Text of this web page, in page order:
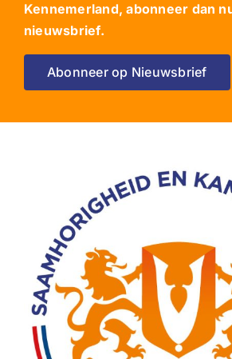
Kennemerland, abonneer dan
nieuwsbrief.
Abonneer op Nieuwsbrief